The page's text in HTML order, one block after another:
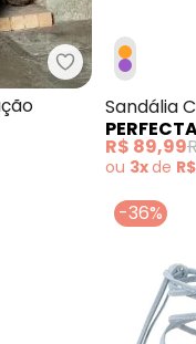
Perfecta -
Sandália
R$ 89,99
ou 3xde
-36%